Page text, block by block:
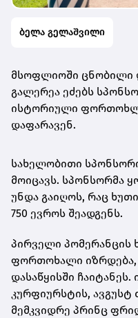
ბელა გელაშვილი
მსოფლიოში ცნობილი
გალერეა ეძებს
ისტორიული
დაფარავენ.
სახელობითი
მოიცავს. სპონსორმა
უნდა გაიღოს, რაც
750 ევროს შეადგენს.
პირველი პომერანცის
ფორთოხალი იზრდება,
დასაწყისში ჩაიტანეს.
კურფიურსტის, ავგუსტ
მემკვიდრე პრინც